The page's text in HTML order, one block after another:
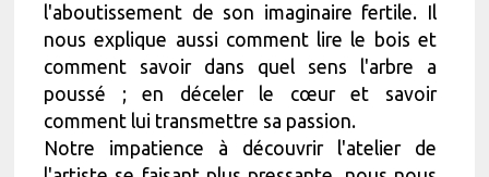
l'aboutissement de son imaginaire fertile. Il
nous explique aussi comment lire le bois et
comment savoir dans quel sens l'arbre a
poussé ; en déceler le cœur et savoir
comment lui transmettre sa passion.
Notre impatience à découvrir l'atelier de